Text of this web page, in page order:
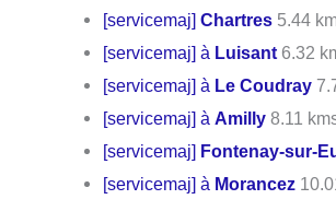
[servicemaj]Chartres 5.44
[servicemaj] à Luisant 6.32
[servicemaj] à Le Coudray
[servicemaj] àAmilly 8.11
[servicemaj] Fontenay-sur-
[servicemaj] à Morancez